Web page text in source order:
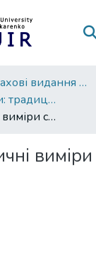
Наукові фахові видання СумДПУ
Філософія науки: традиції та інновації
Постнекласичні виміри складності
виміри